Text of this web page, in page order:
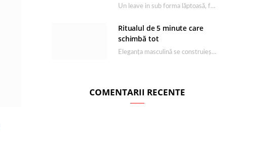
Un leave in sub forma lăptoasă, fără clătire care completează rutina Ultimate Smooth și transformă…
Ritualul de 5 minute care
schimbă tot
Eleganța masculină se construiește dimineața, în câteva minute și cu produsele potrivite. O rutină de…
COMENTARII RECENTE